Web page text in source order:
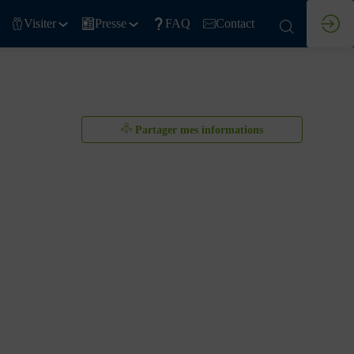
Visiter Presse FAQ Contact
Partager mes informations